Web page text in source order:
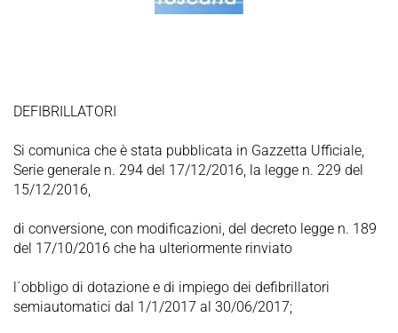
DEFIBRILLATORI
Si comunica che è stata pubblicata in Gazzetta Ufficiale,
Serie generale n. 294 del 17/12/2016, la legge n. 229 del
15/12/2016,
di conversione, con modificazioni, del decreto legge n. 189
del 17/10/2016 che ha ulteriormente rinviato
l´obbligo di dotazione e di impiego dei defibrillatori
semiautomatici dal 1/1/2017 al 30/06/2017;